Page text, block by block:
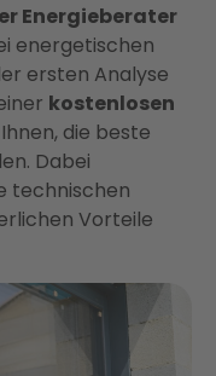
Energieberater
energetischen
ersten Analyse
kostenlosen
die beste
Dabei
technischen
Vorteile